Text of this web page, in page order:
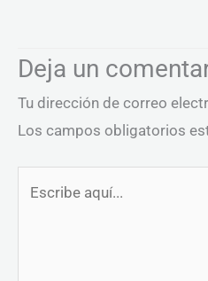
Deja un
Tu dirección de correo
Los campos obligatorios